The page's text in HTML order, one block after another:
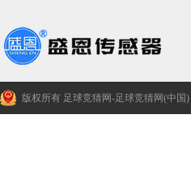
版权所有 足球竞猜网-足球竞猜网(中国)